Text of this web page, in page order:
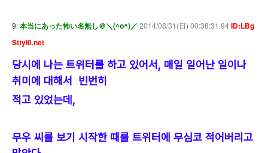
9:本当にあった怖い名無し＠＼(^o^)／ 2014/08/31(日) 00:38:31.94ID:LBg
SttyI0.net
당시에 나는 트위터를 하고 있어서, 매일 일어난 일이나
취미에 대해서 빈번히
적고 있었는데,
무우 씨를 보기 시작한 때를 트위터에 무심코 적어버리고